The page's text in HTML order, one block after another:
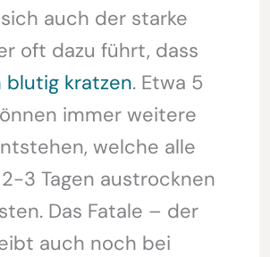
auch der starke
oft dazu führt, dass
blutig kratzen. Etwa 5
immer weitere
welche alle
3 Tagen austrocknen
Das Fatale – der
auch noch bei